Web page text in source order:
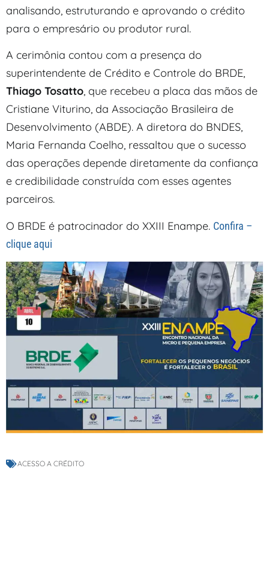
analisando, estruturando e aprovando o crédito
para o empresário ou produtor rural.
A cerimônia contou com a presença do
superintendente de Crédito e Controle do BRDE,
Thiago Tosatto, que recebeu a placa das mãos de
Cristiane Viturino, da Associação Brasileira de
Desenvolvimento (ABDE). A diretora do BNDES,
Maria Fernanda Coelho, ressaltou que o sucesso
das operações depende diretamente da confiança
e credibilidade construída com esses agentes
parceiros.
O BRDE é patrocinador do XXIII Enampe. Confira –
clique aqui
ACESSO A CRÉDITO